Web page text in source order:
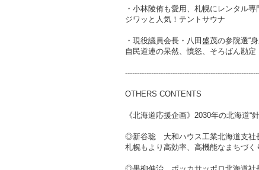
・小林陵侑も愛用、札幌にレンタル専
ジワッと人気！テントサウナ
・現役議員会長・八田盛茂の参院選“
自民道連の呆然、憤怒、そろばん勘定
OTHERS CONTENTS
《北海道応援企画》2030年の北海道“
◎新谷聡 大和ハウス工業北海道支社
札幌もより高効率、高機能なまちづく